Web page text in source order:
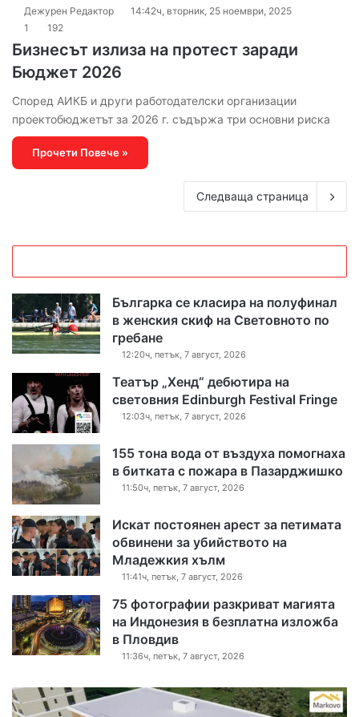
Дежурен Редактор
14:42ч, вторник, 25 ноември, 2025
1
192
Бизнесът излиза на протест заради
Бюджет 2026
Според АИКБ и други работодателски организации
проектобюджетът за 2026 г. съдържа три основни риска
Прочети Повече »
Следваща страница
Българка се класира на полуфинал
в женския скиф на Световното по
гребане
12:20ч, петък, 7 август, 2026
Театър „Хенд“ дебютира на
световния Edinburgh Festival Fringe
12:03ч, петък, 7 август, 2026
155 тона вода от въздуха помогнаха
в битката с пожара в Пазарджишко
11:50ч, петък, 7 август, 2026
Искат постоянен арест за петимата
обвинени за убийството на
Младежкия хълм
11:41ч, петък, 7 август, 2026
75 фотографии разкриват магията
на Индонезия в безплатна изложба
в Пловдив
11:36ч, петък, 7 август, 2026